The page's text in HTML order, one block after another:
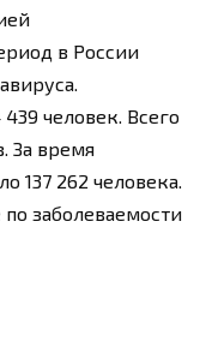
в России
человек. Всего
За время
137 262 человека.
заболеваемости